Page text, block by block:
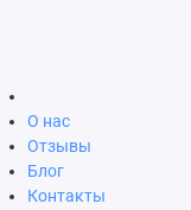
О нас
Отзывы
Блог
Контакты